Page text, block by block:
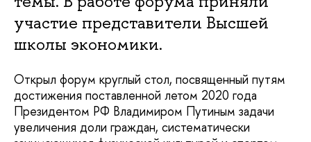
участие представители Высшей
школы экономики.
Открыл форум круглый стол, посвященный путям
достижения поставленной летом 2020 года
Президентом РФ Владимиром Путиным задачи
увеличения доли граждан, систематически